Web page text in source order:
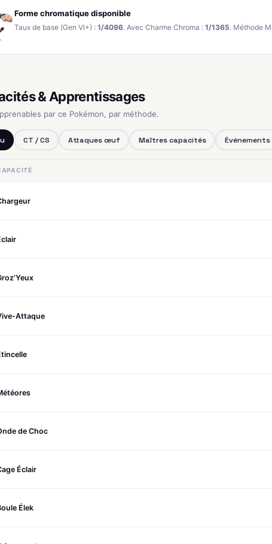
Forme chromatique disponible
Taux de base (Gen VI+) : 1/4096. Avec Charme Chroma : 1/1365. Méthode
& Apprentissages
par ce Pokémon, par méthode.
CT / CS Attaques œuf Maîtres capacités Événements
Attaque
de Choc
Éclair
Élek